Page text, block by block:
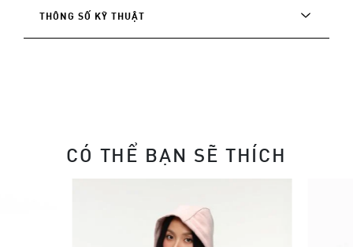
THÔNG SỐ KỸ THUẬT
CÓ THỂ BẠN SẼ THÍCH